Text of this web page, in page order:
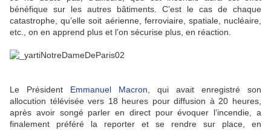
bénéfique sur les autres bâtiments. C’est le cas de chaque
catastrophe, qu’elle soit aérienne, ferroviaire, spatiale, nucléaire,
etc., on en apprend plus et l’on sécurise plus, en réaction.
Le Président Emmanuel Macron , qui avait enregistré son
allocution télévisée vers 18 heures pour diffusion à 20 heures,
après avoir songé parler en direct pour évoquer l’incendie, a
finalement préféré la reporter et se rendre sur place, en